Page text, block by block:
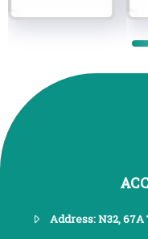
Address: N32,